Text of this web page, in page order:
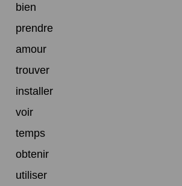
bien
prendre
amour
trouver
installer
voir
temps
obtenir
utiliser